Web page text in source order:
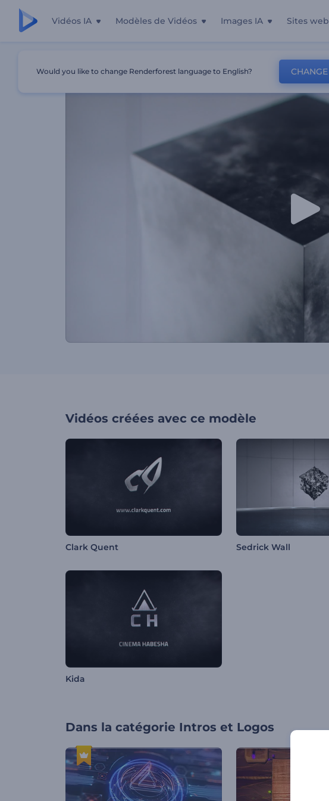
Vidéos IA Modèles de Vidéos Images IA Sites web
Vidéos créées avec ce modèle
Clark Quent Sedrick Wall
Kida
Dans la catégorie Intros et Logos
Would you like to change Renderforest language to English? CHANGE